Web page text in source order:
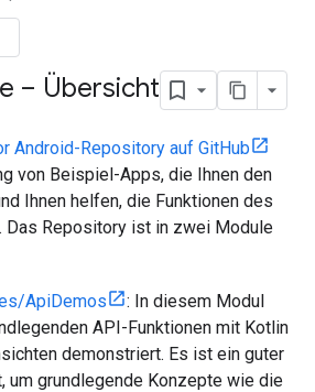
– Übersicht
Android-Repository auf GitHub
von Beispiel-Apps, die Ihnen den
Ihnen helfen, die Funktionen des
Das Repository ist in zwei Module
ApiDemos
: In diesem Modul
API-Funktionen mit Kotlin
demonstriert. Es ist ein guter
um grundlegende Konzepte wie die